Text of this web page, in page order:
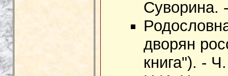
Суворина.
дворян
книга"). -